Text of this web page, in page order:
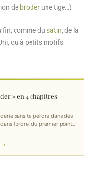
de broder une tige…)
fin, comme du satin, de la
ou à petits motifs
» en 4 chapitres
sans te perdre dans des
l'ordre, du premier point